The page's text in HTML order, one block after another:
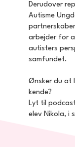
Derudover
Autisme
arbejder for
autisters
samfundet.
Ønsker du at
kende?
Lyt til
elev Nikola, i